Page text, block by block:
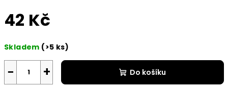
42 Kč
cena:
Skladem (>5 ks)
+
− Do košíku